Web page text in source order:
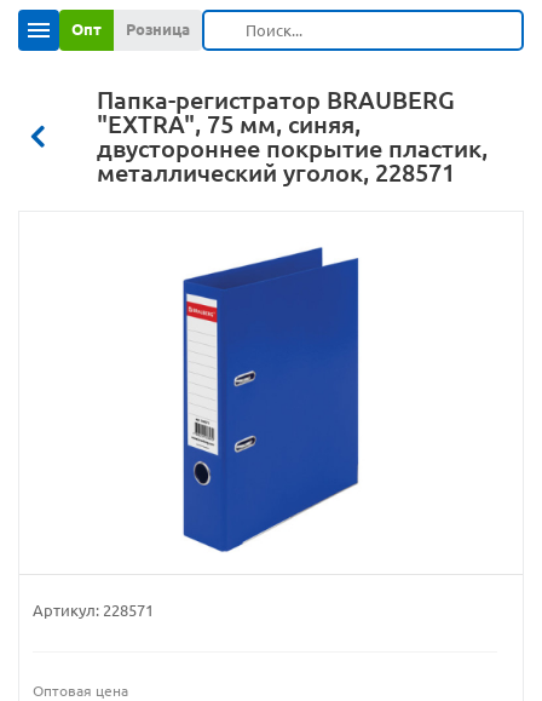
Опт Розница
Папка-регистратор BRAUBERG
"EXTRA", 75 мм, синяя,
двустороннее покрытие пластик,
металлический уголок, 228571
Артикул: 228571
Оптовая цена